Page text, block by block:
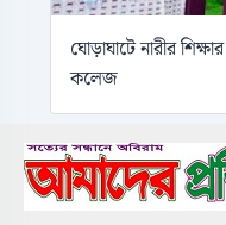
ঘোড়াঘাটে নারীর
কলেজ